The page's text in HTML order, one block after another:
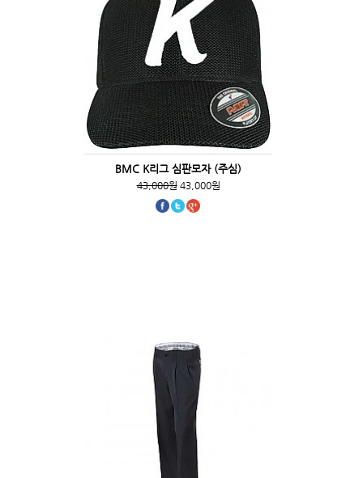
BMC K리그 심판모자 (주심)
43,000원43,000원